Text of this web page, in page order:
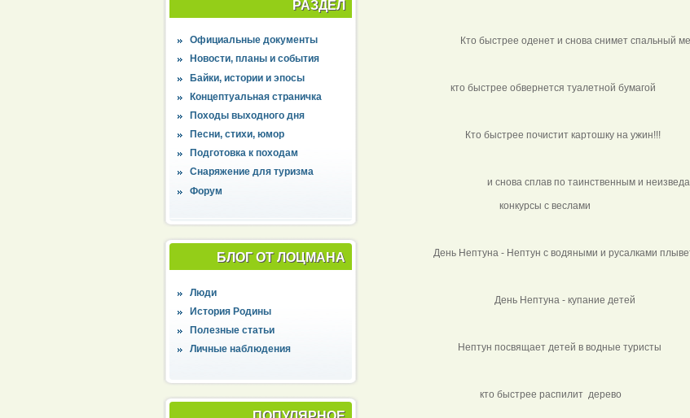
РАЗДЕЛ
Официальные документы
Новости, планы и события
Байки, истории и эпосы
Концептуальная страничка
Походы выходного дня
Песни, стихи, юмор
Подготовка к походам
Снаряжение для туризма
Форум
БЛОГ ОТ ЛОЦМАНА
Люди
История Родины
Полезные статьи
Личные наблюдения
Кто быстрее оденет и снова снимет
кто быстрее обвернется туалетной
Кто быстрее почистит картошку на
и снова сплав по таинственным и
конкурсы с веслами
День Нептуна - Нептун с водяными и
День Нептуна - купание детей
Нептун посвящает детей в водные
кто быстрее распилит